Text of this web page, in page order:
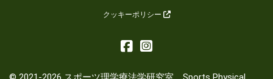
クッキーポリシー